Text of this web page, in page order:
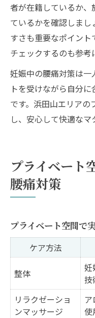
者が在籍しているか
ているかを確認しま
すさも重要なポイント
チェックするのも参考
妊娠中の腰痛対策は一
トを受けながら自分
です。浜田山エリア
し、安心して快適なマ
プライベート
腰痛対策
プライベート空間で
ケア方法
整体
妊
技
リラクゼーショ
ンマッサージ
使